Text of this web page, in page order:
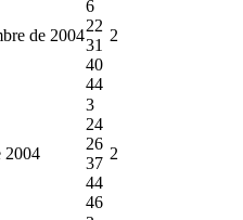
de 2004
6
22
31
40
44
2
2004
3
24
26
37
44
46
2